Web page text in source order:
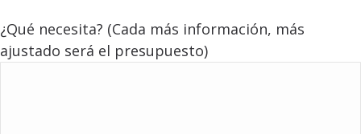
¿Qué necesita? (Cada más información, más
ajustado será el presupuesto)